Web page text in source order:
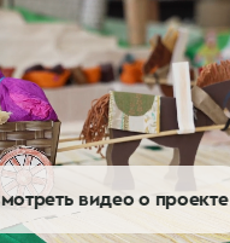
видео о проекте